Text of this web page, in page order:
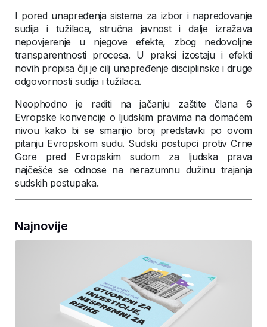
I pored unapređenja sistema za izbor i napredovanje
sudija i tužilaca, stručna javnost i dalje izražava
nepovjerenje u njegove efekte, zbog nedovoljne
transparentnosti procesa. U praksi izostaju i efekti
novih propisa čiji je cilj unapređenje disciplinske i druge
odgovornosti sudija i tužilaca.
Neophodno je raditi na jačanju zaštite člana 6
Evropske konvencije o ljudskim pravima na domaćem
nivou kako bi se smanjio broj predstavki po ovom
pitanju Evropskom sudu. Sudski postupci protiv Crne
Gore pred Evropskim sudom za ljudska prava
najčešće se odnose na nerazumnu dužinu trajanja
sudskih postupaka.
Najnovije